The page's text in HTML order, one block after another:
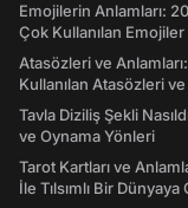
Emojilerin Anlamları:
Çok Kullanılan Emojiler
Atasözleri ve
Kullanılan Atasözleri ve
Tavla Diziliş Şekli
ve Oynama Yönleri
Tarot Kartları ve
İle Tılsımlı Bir Dünyaya